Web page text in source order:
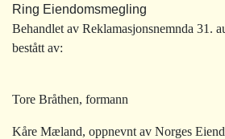
Ring Eiendomsmegling
Behandlet av Reklamasjonsnemnda 31.
bestått av:
Tore Bråthen, formann
Kåre Mæland, oppnevnt av Norges